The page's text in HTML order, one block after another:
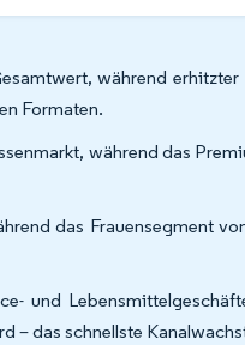
während erhitzter
Formaten.
während das
das Frauensegment
und
– das schnellste